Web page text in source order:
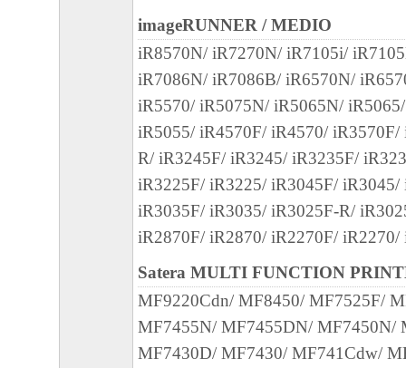
imageRUNNER / MEDIO
iR8570N/ iR7270N/ iR7105i/
iR7086N/ iR7086B/ iR6570N/
iR5570/ iR5075N/ iR5065N/
iR5055/ iR4570F/ iR4570/ iR3570F/
R/ iR3245F/ iR3245/ iR3235F/
iR3225F/ iR3225/ iR3045F/ iR3045/
iR3035F/ iR3035/ iR3025F-R/
iR2870F/ iR2870/ iR2270F/
Satera MULTI FUNCTION
MF9220Cdn/ MF8450/ MF7525F/
MF7455N/ MF7455DN/ MF7450N/
MF7430D/ MF7430/ MF741Cdw/